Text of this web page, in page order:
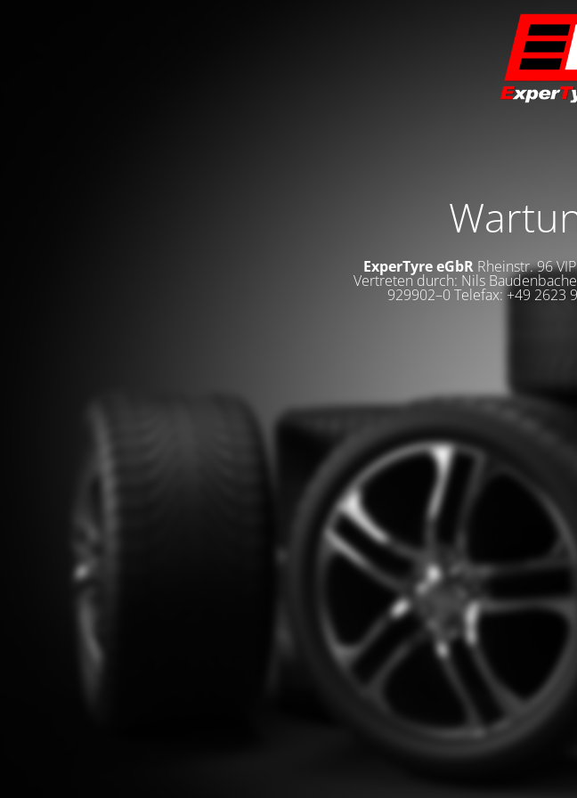
ExperTyre eGbR Rheinstr. 96
Vertreten durch: Nils
929902–0 Telefax: +49 2623